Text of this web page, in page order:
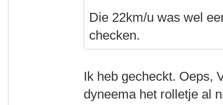
Die 22km/u was wel
checken.
Ik heb gecheckt. Oeps,
dyneema het rolletje al